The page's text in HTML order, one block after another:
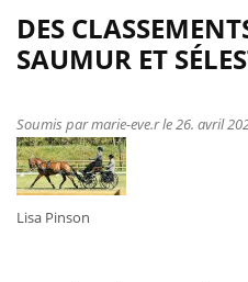
DES
SAUMUR ET
Soumis parmarie-eve.rle 26. avril
Lisa Pinson